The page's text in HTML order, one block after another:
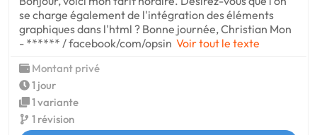
se charge également de l'intégration des éléments
graphiques dans l'html ? Bonne journée, Christian Mon
- ****** / facebook/com/opsin Voir tout le texte
Montant privé
1 jour
1 variante
1 révision